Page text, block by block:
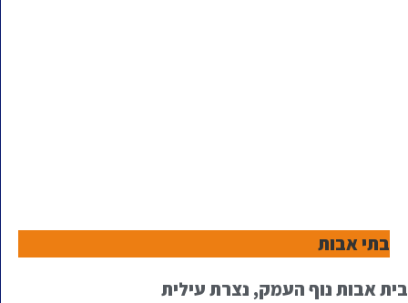
בתי אבות
בית אבות נוף העמק, נצרת עילית